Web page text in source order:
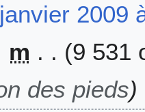
2009
m
9 531
des pieds